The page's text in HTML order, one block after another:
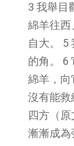
3 我舉目
綿羊往西
自大。 5
的角。 6
綿羊，向
沒有能救
四方（
漸漸成為